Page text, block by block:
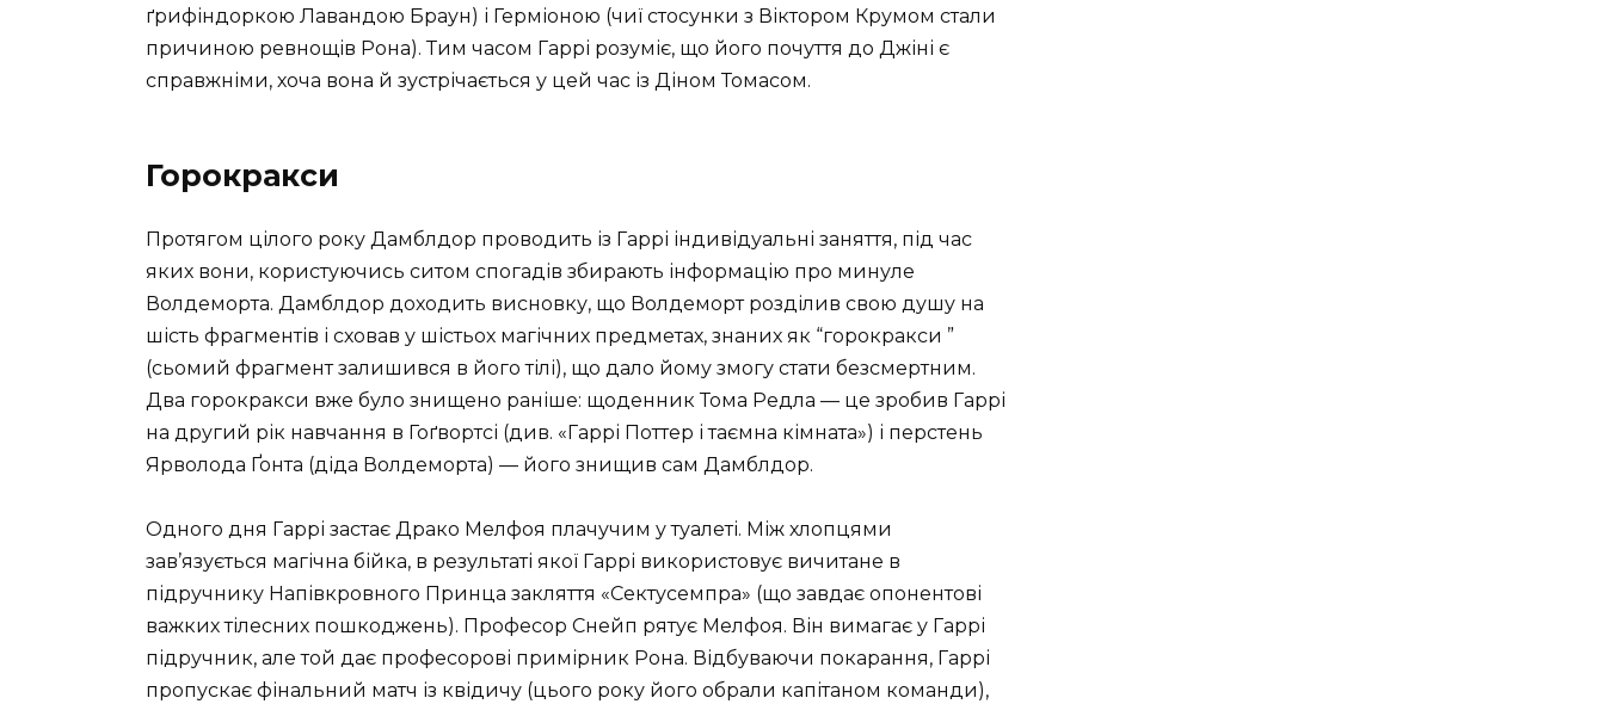
ґрифіндоркою Лавандою Браун) і Герміоною (чиї стосунки з Віктором Крумом стали
причиною ревнощів Рона). Тим часом Гаррі розуміє, що його почуття до Джіні є
справжніми, хоча вона й зустрічається у цей час із Діном Томасом.
Горокракси
Протягом цілого року Дамблдор проводить із Гаррі індивідуальні заняття, під час
яких вони, користуючись ситом спогадів збирають інформацію про минуле
Волдеморта. Дамблдор доходить висновку, що Волдеморт розділив свою душу на
шість фрагментів і сховав у шістьох магічних предметах, знаних як “горокракси ”
(сьомий фрагмент залишився в його тілі), що дало йому змогу стати безсмертним.
Два горокракси вже було знищено раніше: щоденник Тома Редла — це зробив Гаррі
на другий рік навчання в Гоґвортсі (див. «Гаррі Поттер і таємна кімната») і перстень
Ярволода Ґонта (діда Волдеморта) — його знищив сам Дамблдор.
Одного дня Гаррі застає Драко Мелфоя плачучим у туалеті. Між хлопцями
зав’язується магічна бійка, в результаті якої Гаррі використовує вичитане в
підручнику Напівкровного Принца закляття «Сектусемпра» (що завдає опонентові
важких тілесних пошкоджень). Професор Снейп рятує Мелфоя. Він вимагає у Гаррі
підручник, але той дає професорові примірник Рона. Відбуваючи покарання, Гаррі
пропускає фінальний матч із квідичу (цього року його обрали капітаном команди),